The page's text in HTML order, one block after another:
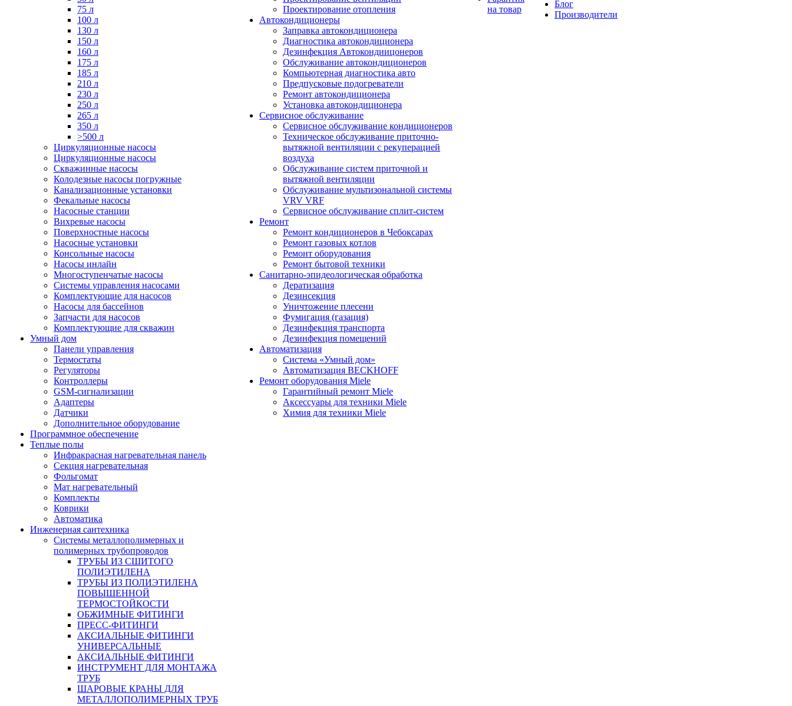
75 л
100 л
130 л
150 л
160 л
175 л
185 л
210 л
230 л
250 л
265 л
350 л
>500 л
Циркуляционные насосы
Циркуляционные насосы
Скважинные насосы
Колодезные насосы погружные
Канализационные установки
Фекальные насосы
Насосные станции
Вихревые насосы
Поверхностные насосы
Насосные установки
Консольные насосы
Насосы инлайн
Многоступенчатые насосы
Системы управления насосами
Комплектующие для насосов
Насосы для бассейнов
Запчасти для насосов
Комплектующие для скважин
Умный дом
Панели управления
Термостаты
Регуляторы
Контроллеры
GSM-сигнализации
Адаптеры
Датчики
Дополнительное оборудование
Программное обеспечение
Теплые полы
Инфракрасная нагревательная панель
Секция нагревательная
Фольгомат
Мат нагревательный
Комплекты
Коврики
Автоматика
Инженерная сантехника
Системы металлополимерных и
полимерных трубопроводов
ТРУБЫ ИЗ СШИТОГО
ПОЛИЭТИЛЕНА
ТРУБЫ ИЗ ПОЛИЭТИЛЕНА
ПОВЫШЕННОЙ
ТЕРМОСТОЙКОСТИ
ОБЖИМНЫЕ ФИТИНГИ
ПРЕСС-ФИТИНГИ
АКСИАЛЬНЫЕ ФИТИНГИ
УНИВЕРСАЛЬНЫЕ
АКСИАЛЬНЫЕ ФИТИНГИ
ИНСТРУМЕНТ ДЛЯ МОНТАЖА
ТРУБ
ШАРОВЫЕ КРАНЫ ДЛЯ
МЕТАЛЛОПОЛИМЕРНЫХ ТРУБ
Проектирование отопления
Автокондиционеры
Заправка автокондиционера
Диагностика автокондиционера
Дезинфекция Автокондиицонеров
Обслуживание автокондиционеров
Компьютерная диагностика авто
Предпусковые подогреватели
Ремонт автокондиционера
Установка автокондиционера
Сервисное обслуживание
Сервисное обслуживание кондиционеров
Техническое обслуживание приточно-
вытяжной вентиляции с рекуперацией
воздуха
Обслуживание систем приточной и
вытяжной вентиляции
Обслуживание мультизональной системы
VRV VRF
Сервисное обслуживание сплит-систем
Ремонт
Ремонт кондиционеров в Чебоксарах
Ремонт газовых котлов
Ремонт оборудования
Ремонт бытовой техники
Санитарно-эпидеологическая обработка
Дератизация
Дезинсекция
Уничтожение плесени
Фумигация (газация)
Дезинфекция транспорта
Дезинфекция помещений
Автоматизация
Система «Умный дом»
Автоматизация BECKHOFF
Ремонт оборудования Miele
Гарантийный ремонт Miele
Аксессуары для техники Miele
Химия для техники Miele
на товар
Блог
Производители